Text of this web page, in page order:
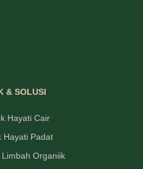
& SOLUSI
Hayati Cair
Hayati Padat
Limbah Organiik